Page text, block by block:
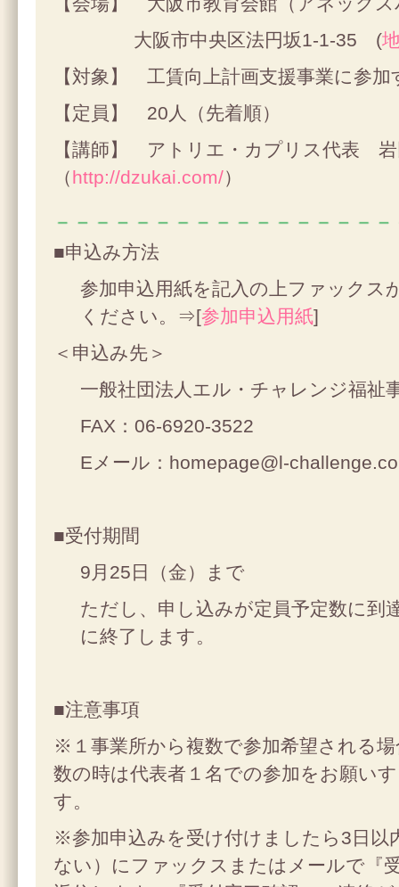
大阪市中央区法円坂1-1-35 (
【対象】 工賃向上計画支援事業に参加
【定員】 20人（先着順）
【講師】 アトリエ・カプリス代表 岩
（http://dzukai.com/）
■申込み方法
参加申込用紙を記入の上ファックス
ください。⇒[参加申込用紙]
＜申込み先＞
一般社団法人エル・チャレンジ福祉
FAX：06-6920-3522
Eメール：homepage@l-
■受付期間
9月25日（金）まで
ただし、申し込みが定員予定数に到
に終了します。
■注意事項
※１事業所から複数で参加希望される
数の時は代表者１名での参加をお願い
す。
※参加申込みを受け付けましたら3日以
ない）にファックスまたはメールで『